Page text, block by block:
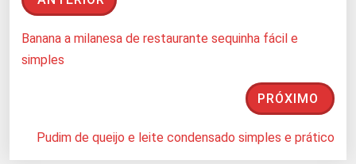
Banana a milanesa de restaurante sequinha fácil e
simples
PRÓXIMO
Pudim de queijo e leite condensado simples e prático